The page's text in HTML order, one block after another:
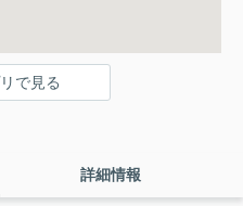
で見る
詳細情報